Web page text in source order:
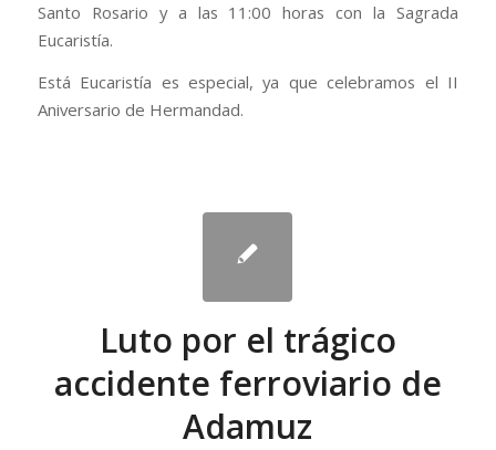
Santo Rosario y a las 11:00 horas con la Sagrada
Eucaristía.
Está Eucaristía es especial, ya que celebramos el II
Aniversario de Hermandad.
Luto por el trágico
accidente ferroviario de
Adamuz